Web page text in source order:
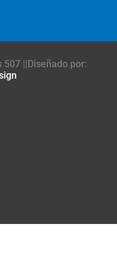
507 ||Diseñado por: